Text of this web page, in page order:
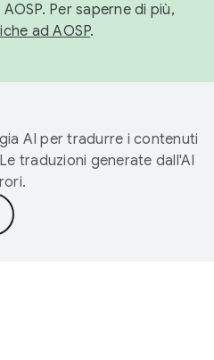
Per saperne di più,
ad AOSP.
AI per tradurre i contenuti
traduzioni generate dall'AI